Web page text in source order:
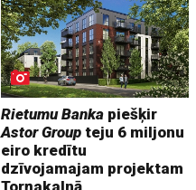
Rietumu Banka piešķir
Astor Group teju 6 miljonu
eiro kredītu
dzīvojamajam projektam
Torņakalnā